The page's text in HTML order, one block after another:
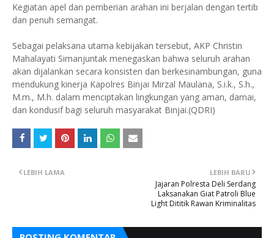
Kegiatan apel dan pemberian arahan ini berjalan dengan tertib
dan penuh semangat.
Sebagai pelaksana utama kebijakan tersebut, AKP Christin
Mahalayati Simanjuntak menegaskan bahwa seluruh arahan
akan dijalankan secara konsisten dan berkesinambungan, guna
mendukung kinerja Kapolres Binjai Mirzal Maulana, S.i.k., S.h.,
M.m., M.h. dalam menciptakan lingkungan yang aman, damai,
dan kondusif bagi seluruh masyarakat Binjai.(QDRI)
LEBIH BARU
Jajaran Polresta Deli Serdang
Laksanakan Giat Patroli Blue
Light Dititik Rawan Kriminalitas
LEBIH LAMA